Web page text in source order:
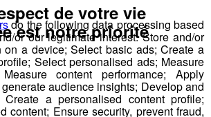
à l'élastique ("bungee" ou "bungy")
"ride" du mouvement et de la liberté,
de Jeff, son inventeur.
de son créateur ⬇
do the following data processing based
or our legitimate interest: Store and/or
on a device; Select basic ads; Create a
Select personalised ads; Measure
content performance; Apply
audience insights; Develop and
Create a personalised content profile;
content; Ensure security, prevent fraud,
de votre vie
est notre priorité